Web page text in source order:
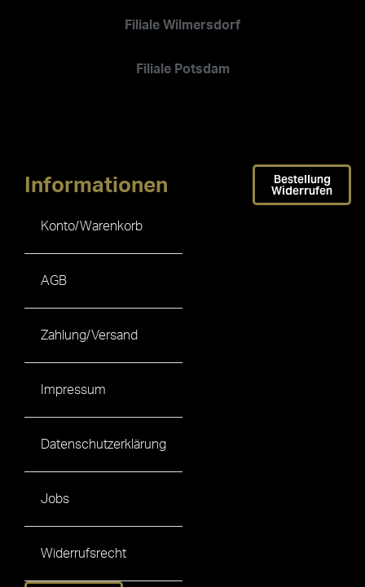
Filiale Wilmersdorf
Filiale Potsdam
Informationen
Konto/Warenkorb
AGB
Zahlung/Versand
Impressum
Datenschutzerklärung
Jobs
Widerrufsrecht
Bestellung
Widerrufen